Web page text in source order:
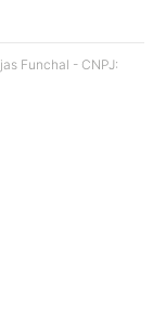
Funchal - CNPJ: